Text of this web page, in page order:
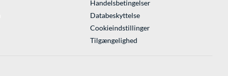
Handelsbetingelser
Databeskyttelse
Cookieindstillinger
Tilgængelighed